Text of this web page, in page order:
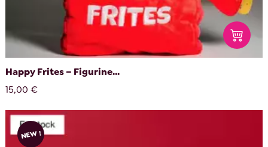
Happy Frites – Figurine...
15,00 €
NEW !